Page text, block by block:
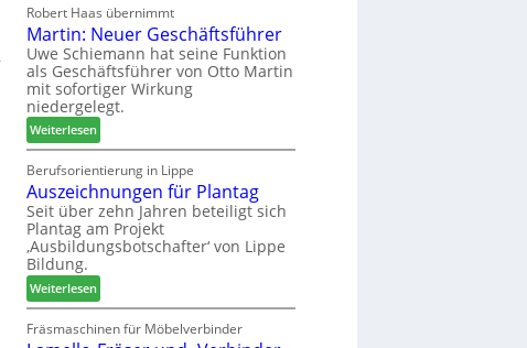
n
e
r
r
a
u
m
-
S
o
t
i
m
e
n
t
o
m
a
g
l
ä
d
t
z
u
m
T
r
f
f
e
Robert Haas übernimmt
Martin: Neuer Geschäftsführer
Uwe Schiemann hat seine Funktion
als Geschäftsführer von Otto Martin
mit sofortiger Wirkung
niedergelegt.
Weiterlesen:
M
a
r
t
i
n
N
e
u
Berufsorientierung in Lippe
Auszeichnungen für Plantag
Seit über zehn Jahren beteiligt sich
Plantag am Projekt
‚Ausbildungsbotschafter‘ von Lippe
Bildung.
Weiterlesen:
A
u
Fräsmaschinen für Möbelverbinder